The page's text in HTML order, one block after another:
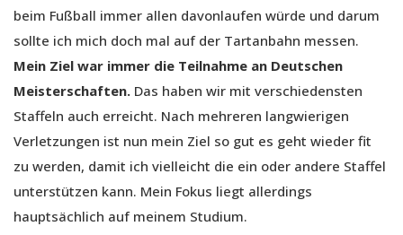
beim Fußball immer allen davonlaufen würde und darum
sollte ich mich doch mal auf der Tartanbahn messen.
Mein Ziel war immer die Teilnahme an Deutschen
Meisterschaften. Das haben wir mit verschiedensten
Staffeln auch erreicht. Nach mehreren langwierigen
Verletzungen ist nun mein Ziel so gut es geht wieder fit
zu werden, damit ich vielleicht die ein oder andere Staffel
unterstützen kann. Mein Fokus liegt allerdings
hauptsächlich auf meinem Studium.